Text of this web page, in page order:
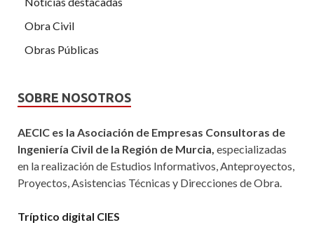
Obra Civil
Obras Públicas
SOBRE NOSOTROS
AECIC es la Asociación de Empresas Consultoras de
Ingeniería Civil de la Región de Murcia, especializadas
en la realización de Estudios Informativos, Anteproyectos,
Proyectos, Asistencias Técnicas y Direcciones de Obra.
Tríptico digital CIES